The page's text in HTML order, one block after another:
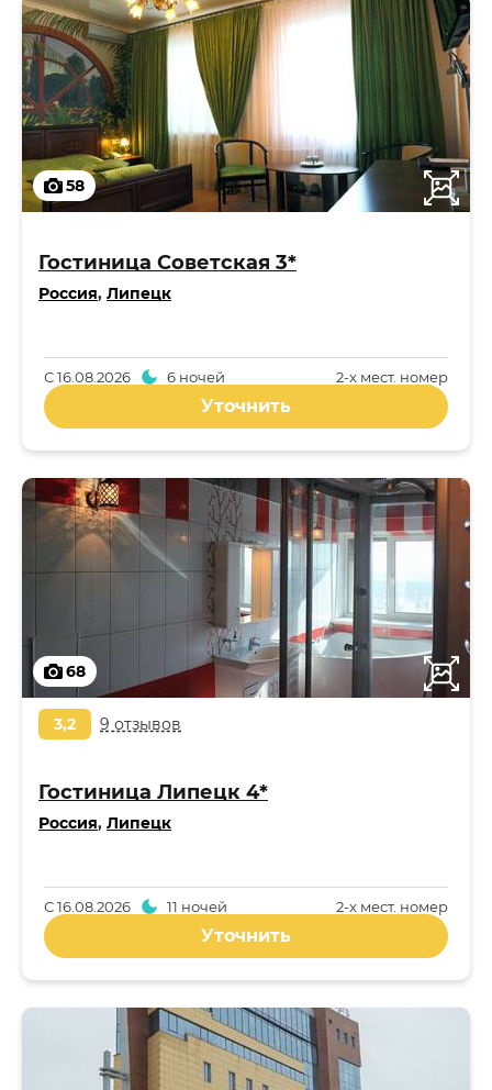
58
Гостиница Советская 3*
Россия, Липецк
2-x мест. номер
С16.08.2026 6 ночей
Уточнить
68
3,2 9 отзывов
Гостиница Липецк 4*
Россия, Липецк
2-x мест. номер
С16.08.2026 11 ночей
Уточнить